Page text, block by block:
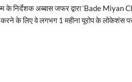
के निर्देशक अब्बास जफर द्वारा ‘Bade
करने के लिए वे लगभग 1 महीना यूरोप के लोकेशंस